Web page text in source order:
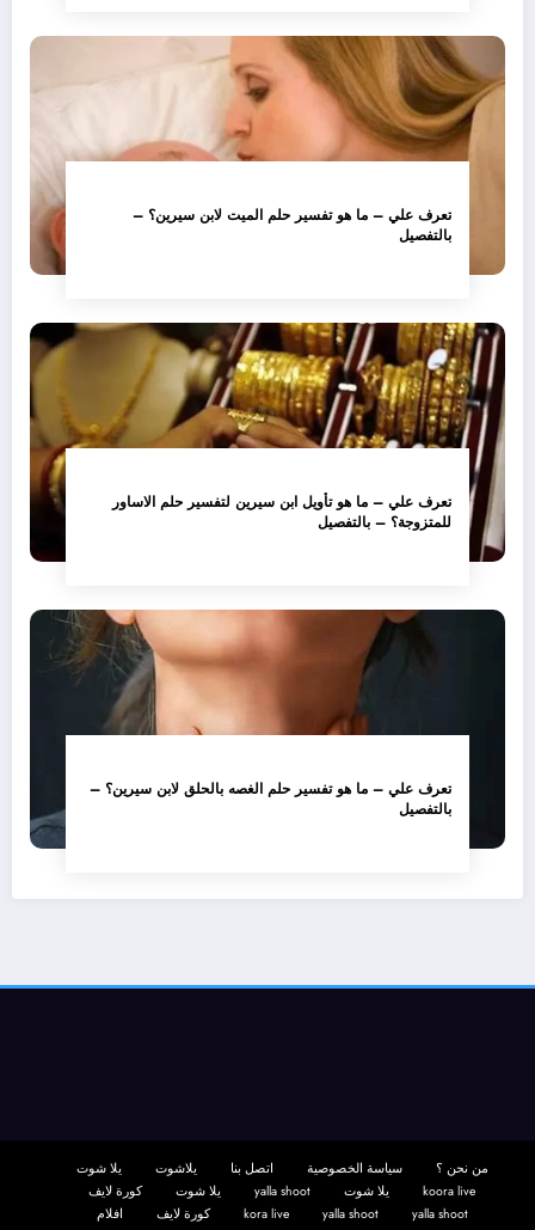
تعرف علي – ما هو تفسير حلم الميت لابن سيرين؟ –
بالتفصيل
تعرف علي – ما هو تأويل ابن سيرين لتفسير حلم الاساور
للمتزوجة؟ – بالتفصيل
تعرف علي – ما هو تفسير حلم الغصه بالحلق لابن سيرين؟ –
بالتفصيل
من نحن ؟ سياسة الخصوصية اتصل بنا يلاشوت
يلا شوت
koora live
يلا شوت yalla shoot يلا شوت
كورة لايف
yalla shoot
yalla shoot
kora live كورة لايف
افلام